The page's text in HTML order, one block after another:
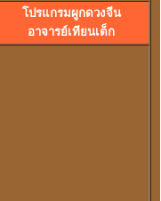
ลวงพ่อปลื้ม วัดสวนหงส
พระอาจารย์ปุ้ม วัดศาลาแดง
โปรแกรมผูกดวงจีน
อาจารย์เทียนเต็ก